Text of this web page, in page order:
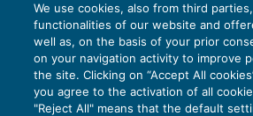
EU AI Act e studi
scadenze concrete
27 Luglio 2026
di Diego BarberieStefano
We use cookies, also from third
functionalities of our website and
well as, on the basis of your prior
on your navigation activity to improve
the site. Clicking on “Accept All
you agree to the activation of all
"Reject All" means that the default